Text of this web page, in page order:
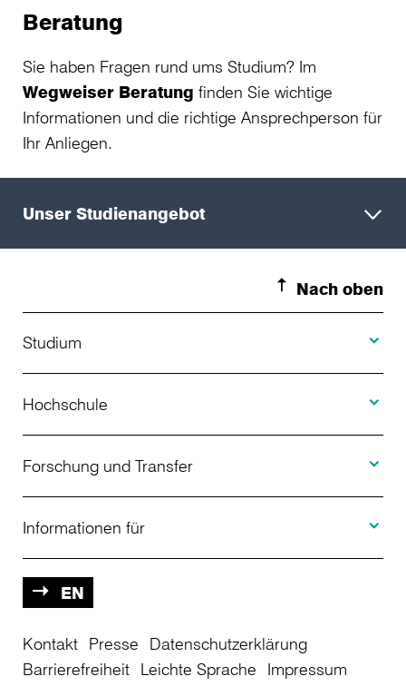
Beratung
Sie haben Fragen rund ums Studium? Im
Wegweiser Beratung finden Sie wichtige
Informationen und die richtige Ansprechperson für
Ihr Anliegen.
Unser Studienangebot
Nach oben
Studium
Studienangebot
Bewerbung
Studienberatung
Weiterbildung
Studienkolleg
Hochschule
Über uns
Aktuelles
Veranstaltungen
Einrichtungen
Forschung und Transfer
Projekte
Informationen für
Studieninteressierte
Studierende
EN
Kontakt Presse
Datenschutzerklärung
Barrierefreiheit Leichte Sprache Impressum